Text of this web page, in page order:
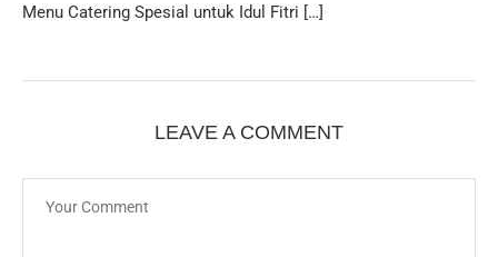
Menu Catering Spesial untuk Idul Fitri […]
LEAVE A COMMENT